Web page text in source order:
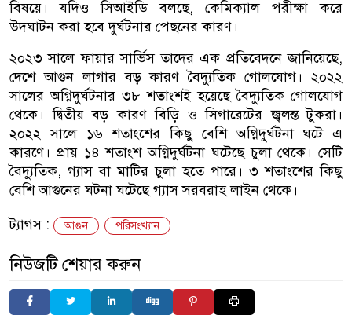
বিষয়ে। যদিও সিআইডি বলছে, কেমিক্যাল পরীক্ষা করে
উদঘাটন করা হবে দুর্ঘটনার পেছনের কারণ।
২০২৩ সালে ফায়ার সার্ভিস তাদের এক প্রতিবেদনে জানিয়েছে,
দেশে আগুন লাগার বড় কারণ বৈদ্যুতিক গোলযোগ। ২০২২
সালের অগ্নিদুর্ঘটনার ৩৮ শতাংশই হয়েছে বৈদ্যুতিক গোলযোগ
থেকে। দ্বিতীয় বড় কারণ বিড়ি ও সিগারেটের জ্বলন্ত টুকরা।
২০২২ সালে ১৬ শতাংশের কিছু বেশি অগ্নিদুর্ঘটনা ঘটে এ
কারণে। প্রায় ১৪ শতাংশ অগ্নিদুর্ঘটনা ঘটেছে চুলা থেকে। সেটি
বৈদ্যুতিক, গ্যাস বা মাটির চুলা হতে পারে। ৩ শতাংশের কিছু
বেশি আগুনের ঘটনা ঘটেছে গ্যাস সরবরাহ লাইন থেকে।
ট্যাগস :
আগুন পরিসংখ্যান
নিউজটি শেয়ার করুন